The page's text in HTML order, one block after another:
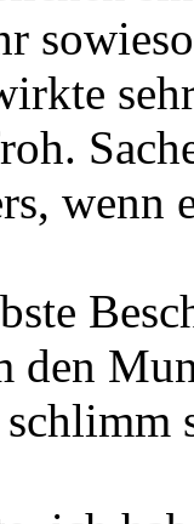
wenn
den